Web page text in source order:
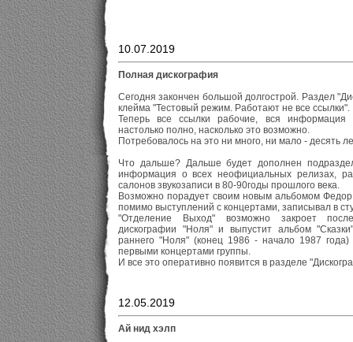
10.07.2019
Полная дискография
Сегодня закончен большой долгострой. Раздел
клейма "Тестовый режим. Работают не все ссылки".
Теперь все ссылки рабочие, вся информация
настолько полно, насколько это возможно.
Потребовалось на это ни много, ни мало - десять
Что дальше? Дальше будет дополнен
информация о всех неофициальных релизах,
салонов звукозаписи в 80-90годы прошлого века.
Возможно порадует своим новым альбомом
помимо выступлений с концертами, записывал в
"Отделение Выход" возможно закроет
дискографии "Ноля" и выпустит альбом
раннего "Ноля" (конец 1986 - начало 1987
первыми концертами группы.
И все это оперативно появится в разделе
12.05.2019
Ай нид хэлп